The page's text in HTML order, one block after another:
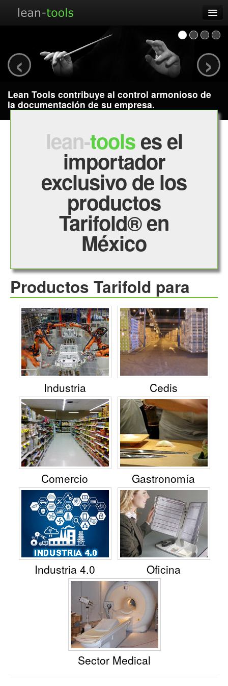
Productos
Acerca
Contacto
Lean Tools contribuye al control armonioso de
la documentación de su empresa.
‹ ›
lean-toolses el
importador
exclusivo de los
productos
Tarifold® en
México
Productos Tarifold para
Industria Cedis
Comercio Gastronomía
Industria 4.0 Oficina
Sector Medical